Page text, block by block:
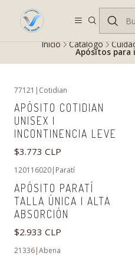
Despacho gratis en RM desde
Inicio Catálogo
Apósitos para
77121 | Cotidian
APÓSITO COTIDIAN
UNISEX |
INCONTINENCIA LEVE
$3.773 CLP
120116020| Paratí
APÓSITO PARATÍ
TALLA ÚNICA | ALTA
ABSORCIÓN
$2.933 CLP
21336|Abena